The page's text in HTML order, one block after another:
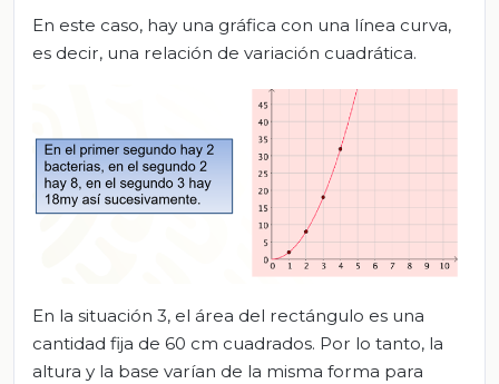
En este caso, hay una gráfica con una línea curva,
es decir, una relación de variación cuadrática.
En la situación 3, el área del rectángulo es una
cantidad fija de 60 cm cuadrados. Por lo tanto, la
altura y la base varían de la misma forma para